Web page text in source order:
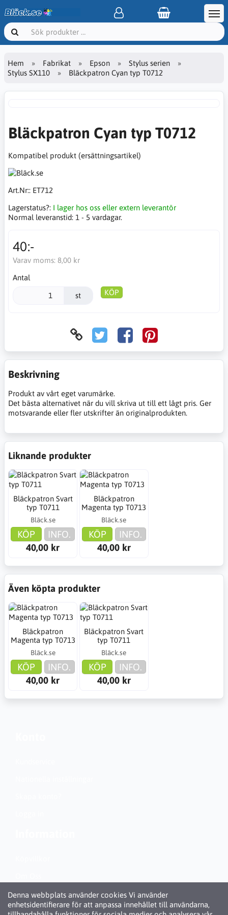
Hem Fabrikat Epson
Stylus serien
Stylus SX110
Bläckpatron Cyan typ T0712
Bläckpatron Cyan typ T0712
Kompatibel produkt (ersättningsartikel)
Art.Nr:: ET712
Lagerstatus?: I lager hos oss eller extern leverantör
Normal leveranstid: 1 - 5 vardagar.
40:-
Varav moms: 8,00 kr
Antal
st KÖP
Beskrivning
Produkt av vårt eget varumärke.
Det bästa alternativet när du vill skriva ut till ett lågt pris. Ger
motsvarande eller fler utskrifter än originalprodukten.
Liknande produkter
Bläckpatron Svart
typ T0711
Bläck.se
KÖP
INFO.
40,00 kr
Bläckpatron
Magenta typ T0713
Bläck.se
KÖP
INFO.
40,00 kr
Även köpta produkter
Bläckpatron
Magenta typ T0713
Bläck.se
KÖP
INFO.
40,00 kr
Bläckpatron Svart
typ T0711
Bläck.se
KÖP
INFO.
40,00 kr
Denna webbplats använder cookies Vi använder
enhetsidentifierare för att anpassa innehållet till användarna,
Personuppgiftspolicy (GDPR)
Om Cookies